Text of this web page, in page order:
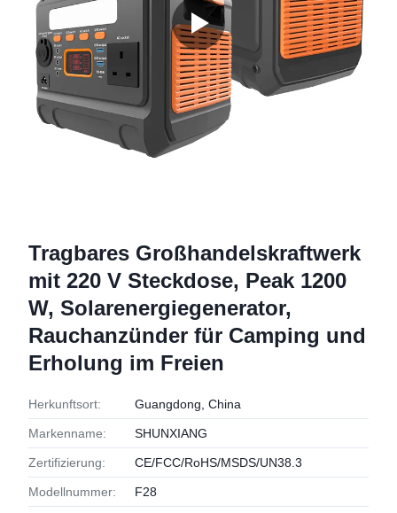
Tragbares Großhandelskraftwerk
mit 220 V Steckdose, Peak 1200
W, Solarenergiegenerator,
Rauchanzünder für Camping und
Erholung im Freien
Herkunftsort: Guangdong, China
Markenname: SHUNXIANG
Zertifizierung: CE/FCC/RoHS/MSDS/UN38.3
Modellnummer: F28